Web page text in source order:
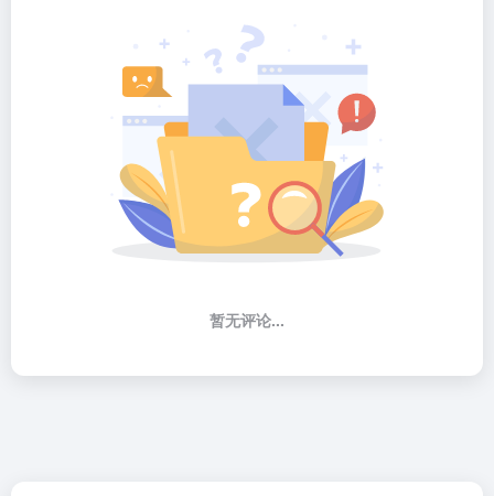
暂无评论...